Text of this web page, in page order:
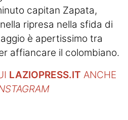
capitan Zapata,
ripresa nella sfida di
è apertissimo tra
affiancare il colombiano.
LAZIOPRESS.IT ANCHE